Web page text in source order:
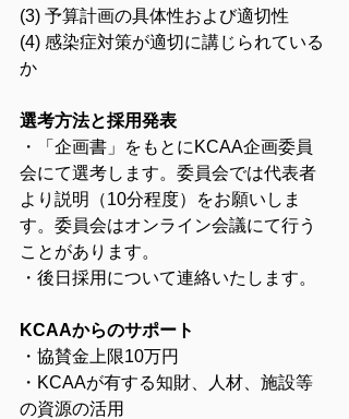
(3) 予算計画の具体性および適切性
(4) 感染症対策が適切に講じられている
か
選考方法と採用発表
・「企画書」をもとにKCAA企画委員
会にて選考します。委員会では代表者
より説明（10分程度）をお願いしま
す。委員会はオンライン会議にて行う
ことがあります。
・後日採用について連絡いたします。
KCAAからのサポート
・協賛金上限10万円
・KCAAが有する知財、人材、施設等
の資源の活用